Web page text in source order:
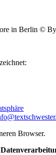
in Berlin ©
Browser.